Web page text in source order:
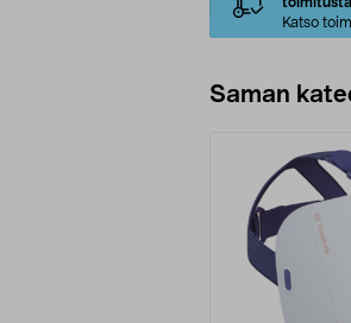
Katso
Saman